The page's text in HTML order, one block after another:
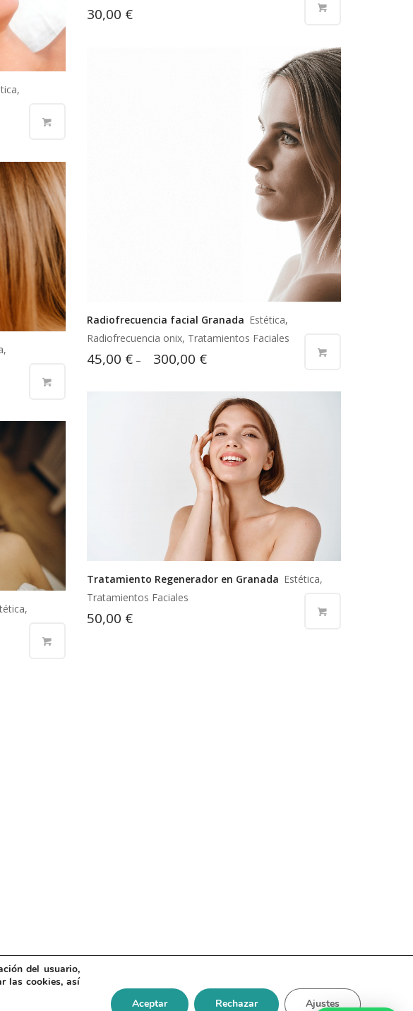
30,00 €
Radiofrecuencia facial Granada Estética,
Radiofrecuencia onix, Tratamientos Faciales
45,00 € – 300,00 €
Tratamiento Regenerador en Granada Estética,
Tratamientos Faciales
50,00 €
reservados.
Condiciones Generales
del usuario,
las cookies, así
Aceptar Rechazar Ajustes